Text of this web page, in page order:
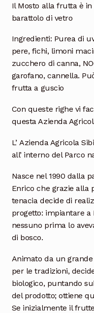
Il Mosto alla frutta è in
barattolo di vetro
Ingredienti: Purea di
pere, fichi, limoni
zucchero di canna,
garofano, cannella.
frutta a guscio
Con queste righe vi
questa Azienda
L’ Azienda Agricola
all’ interno del Parco
Nasce nel 1990 dalla
Enrico che grazie alla
tenacia decide di
progetto: impiantare
nessuno prima lo
di bosco.
Animato da un
per le tradizioni,
biologico, puntando
del prodotto; ottiene
Se inizialmente il